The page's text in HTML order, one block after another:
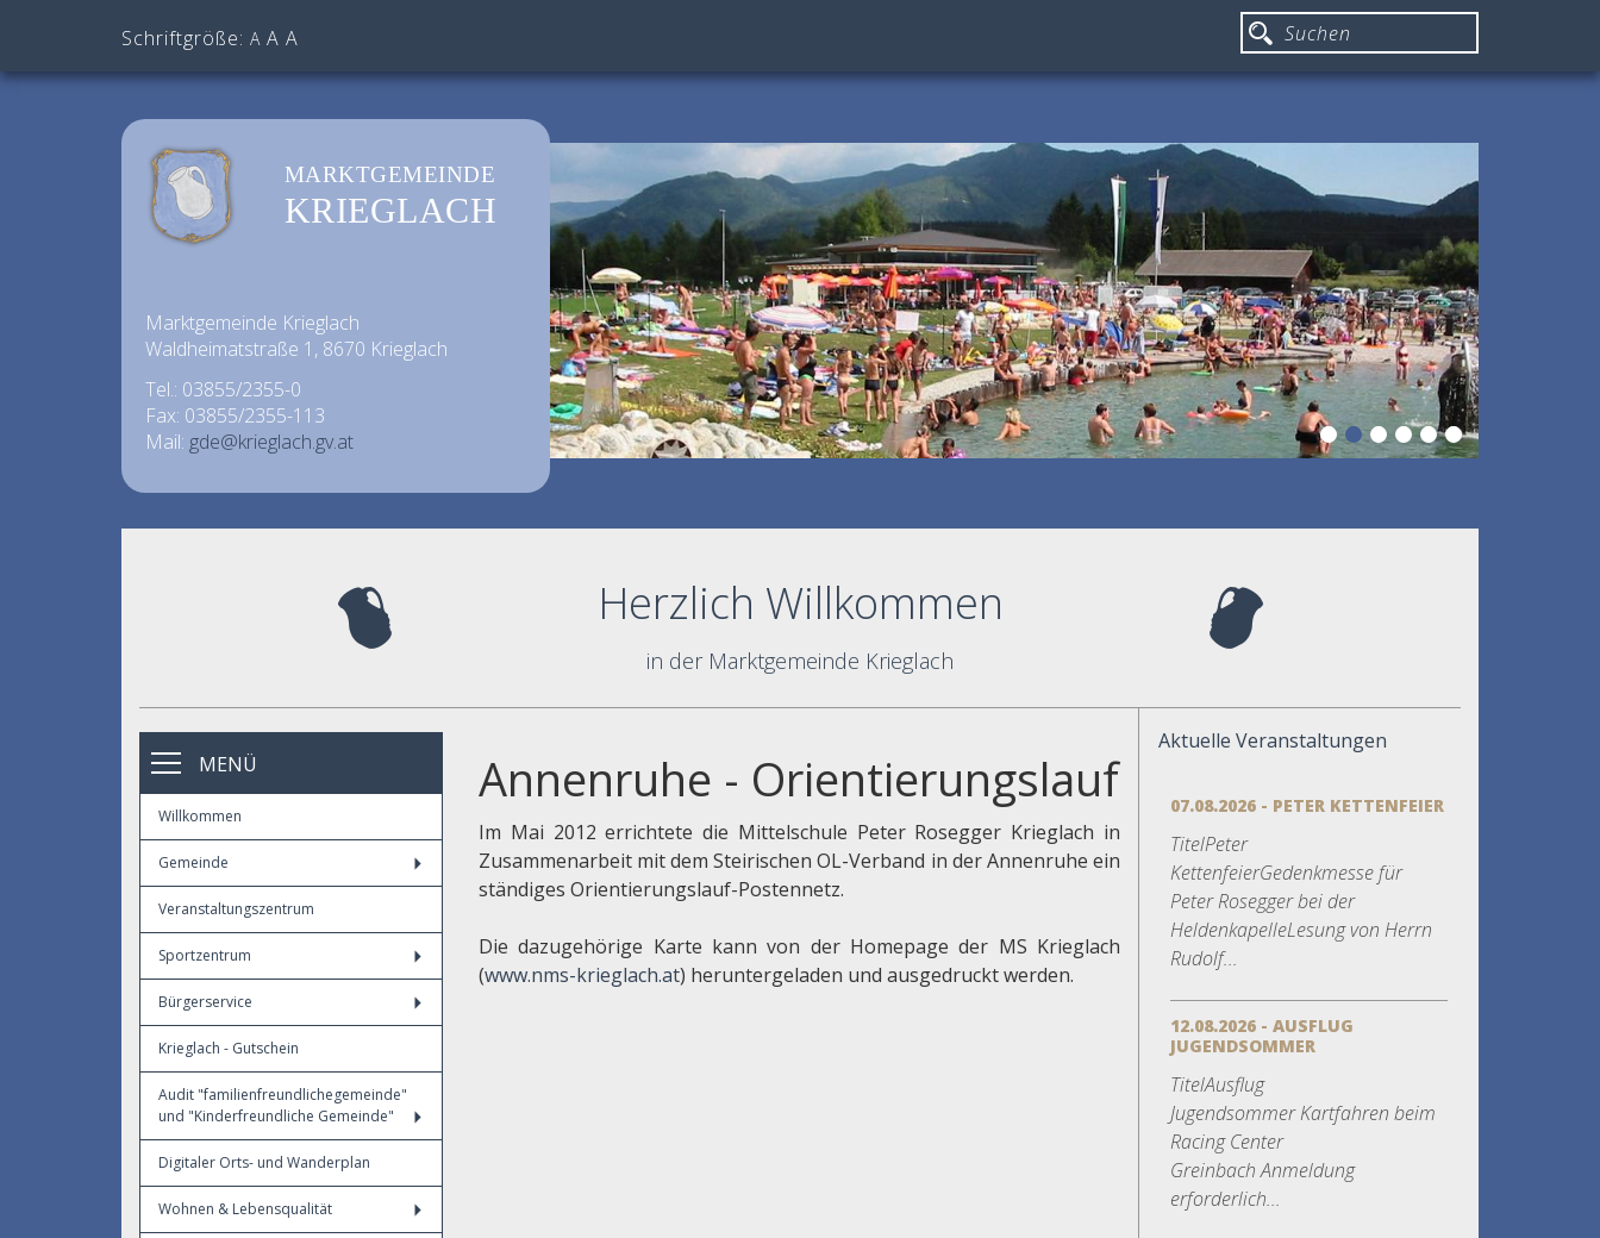
Schriftgröße: A A A
MARKTGEMEINDE
KRIEGLACH
Marktgemeinde Krieglach
Waldheimatstraße 1, 8670 Krieglach
Tel.: 03855/2355-0
Fax: 03855/2355-113
Mail: gde@krieglach.gv.at
Herzlich Willkommen
in der Marktgemeinde Krieglach
MENÜ
Willkommen
Gemeinde
Veranstaltungszentrum
Sportzentrum
Bürgerservice
Krieglach - Gutschein
Audit "familienfreundlichegemeinde"
und "Kinderfreundliche Gemeinde"
Digitaler Orts- und Wanderplan
Wohnen & Lebensqualität
Annenruhe - Orientierungslauf
Im Mai 2012 errichtete die Mittelschule Peter Rosegger Krieglach in
Zusammenarbeit mit dem Steirischen OL-Verband in der Annenruhe ein
ständiges Orientierungslauf-Postennetz.
Die dazugehörige Karte kann von der Homepage der MS Krieglach
(www.nms-krieglach.at) heruntergeladen und ausgedruckt werden.
Aktuelle Veranstaltungen
07.08.2026 - PETER KETTENFEIER
TitelPeter
KettenfeierGedenkmesse für
Peter Rosegger bei der
HeldenkapelleLesung von Herrn
Rudolf...
12.08.2026 - AUSFLUG
JUGENDSOMMER
TitelAusflug
Jugendsommer Kartfahren beim
Racing Center
Greinbach Anmeldung
erforderlich...